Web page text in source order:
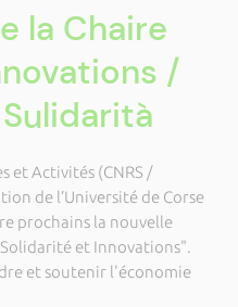
la Chaire
/
et Activités (CNRS /
de l’Université de Corse
prochains la nouvelle
et Innovations".
et soutenir l'économie